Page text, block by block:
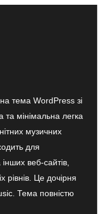
тема WordPress зі
мінімальна легка
музичних
для
інших веб-сайтів,
рівнів. Це дочірня
Тема повністю